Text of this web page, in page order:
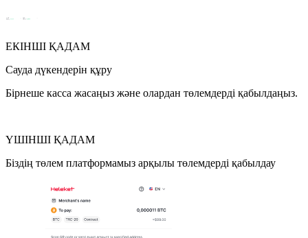
ЕКІНШІ ҚАДАМ
Сауда дүкендерін құру
Бірнеше касса жасаңыз және олардан төлемдерді қабылдаңыз.
ҮШІНШІ ҚАДАМ
Біздің төлем платформамыз арқылы төлемдерді қабылдау